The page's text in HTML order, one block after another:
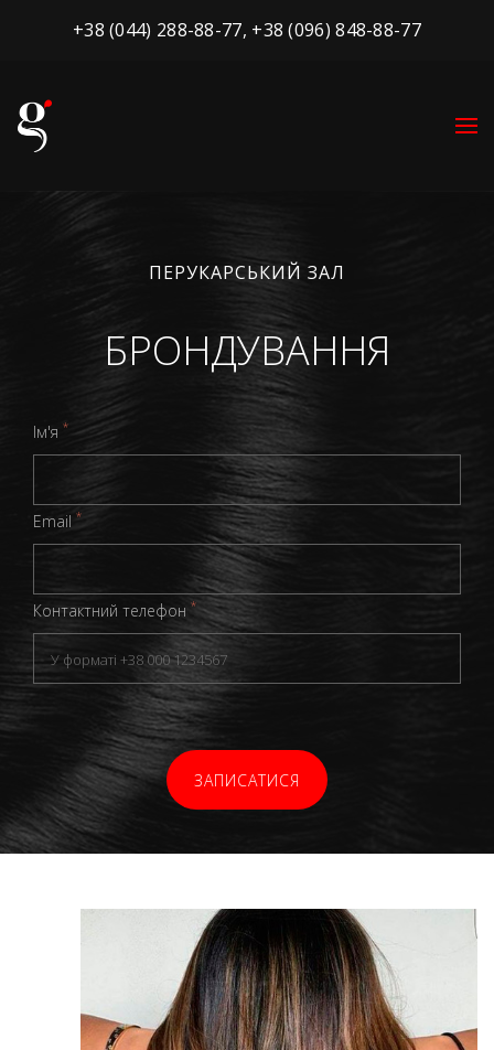
+38 (044) 288-88-77, +38 (096) 848-88-77
ПЕРУКАРСЬКИЙ ЗАЛ
БРОНДУВАННЯ
Ім'я *
Email *
Контактний телефон *
ЗАПИСАТИСЯ